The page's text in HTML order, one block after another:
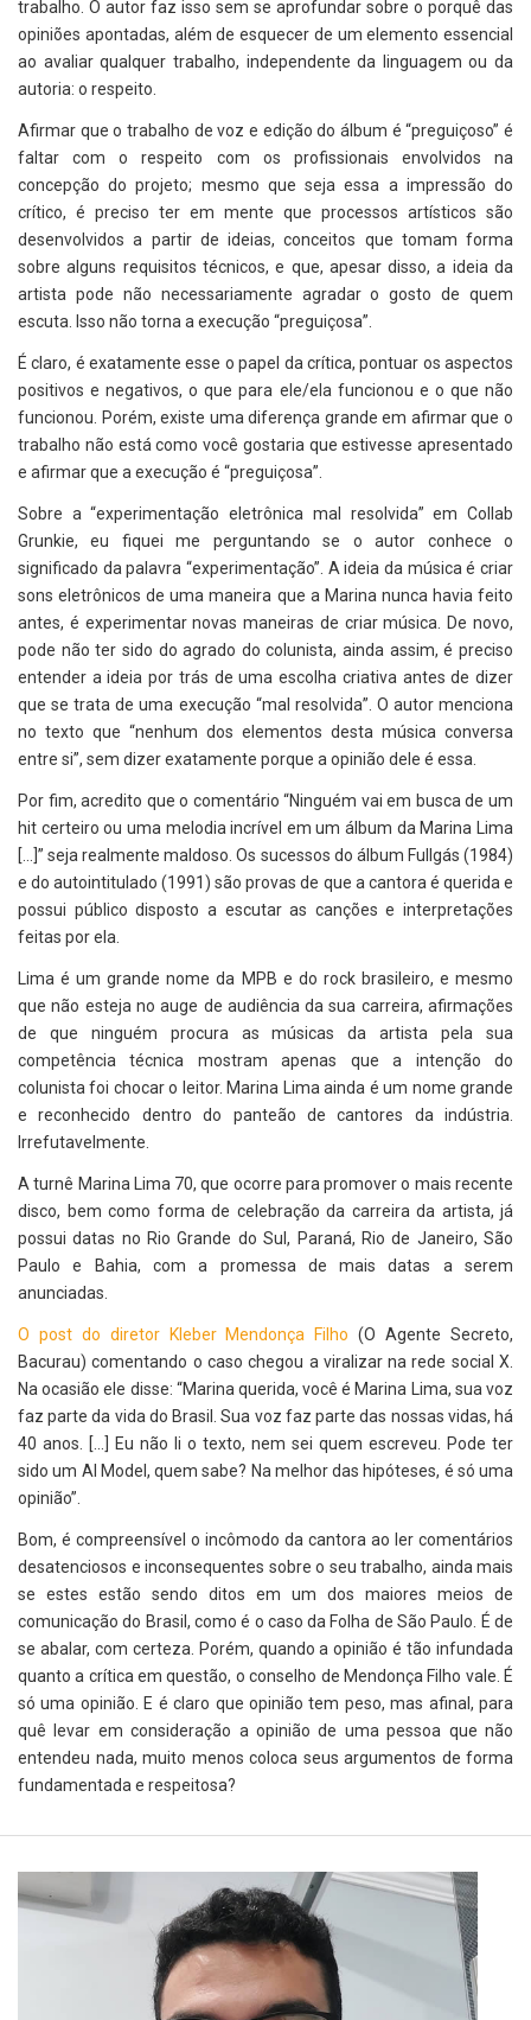
trabalho. O autor faz isso sem se aprofundar sobre o porquê das
opiniões apontadas, além de esquecer de um elemento essencial
ao avaliar qualquer trabalho, independente da linguagem ou da
autoria: o respeito.
Afirmar que o trabalho de voz e edição do álbum é “preguiçoso” é
faltar com o respeito com os profissionais envolvidos na
concepção do projeto; mesmo que seja essa a impressão do
crítico, é preciso ter em mente que processos artísticos são
desenvolvidos a partir de ideias, conceitos que tomam forma
sobre alguns requisitos técnicos, e que, apesar disso, a ideia da
artista pode não necessariamente agradar o gosto de quem
escuta. Isso não torna a execução “preguiçosa”.
É claro, é exatamente esse o papel da crítica, pontuar os aspectos
positivos e negativos, o que para ele/ela funcionou e o que não
funcionou. Porém, existe uma diferença grande em afirmar que o
trabalho não está como você gostaria que estivesse apresentado
e afirmar que a execução é “preguiçosa”.
Sobre a “experimentação eletrônica mal resolvida” em Collab
Grunkie, eu fiquei me perguntando se o autor conhece o
significado da palavra “experimentação”. A ideia da música é criar
sons eletrônicos de uma maneira que a Marina nunca havia feito
antes, é experimentar novas maneiras de criar música. De novo,
pode não ter sido do agrado do colunista, ainda assim, é preciso
entender a ideia por trás de uma escolha criativa antes de dizer
que se trata de uma execução “mal resolvida”. O autor menciona
no texto que “nenhum dos elementos desta música conversa
entre si”, sem dizer exatamente porque a opinião dele é essa.
Por fim, acredito que o comentário “Ninguém vai em busca de um
hit certeiro ou uma melodia incrível em um álbum da Marina Lima
[...]” seja realmente maldoso. Os sucessos do álbum Fullgás (1984)
e do autointitulado (1991) são provas de que a cantora é querida e
possui público disposto a escutar as canções e interpretações
feitas por ela.
Lima é um grande nome da MPB e do rock brasileiro, e mesmo
que não esteja no auge de audiência da sua carreira, afirmações
de que ninguém procura as músicas da artista pela sua
competência técnica mostram apenas que a intenção do
colunista foi chocar o leitor. Marina Lima ainda é um nome grande
e reconhecido dentro do panteão de cantores da indústria.
Irrefutavelmente.
A turnê Marina Lima 70, que ocorre para promover o mais recente
disco, bem como forma de celebração da carreira da artista, já
possui datas no Rio Grande do Sul, Paraná, Rio de Janeiro, São
Paulo e Bahia, com a promessa de mais datas a serem
anunciadas.
O post do diretor Kleber Mendonça Filho (O Agente Secreto,
Bacurau) comentando o caso chegou a viralizar na rede social X.
Na ocasião ele disse: “Marina querida, você é Marina Lima, sua voz
faz parte da vida do Brasil. Sua voz faz parte das nossas vidas, há
40 anos. [...] Eu não li o texto, nem sei quem escreveu. Pode ter
sido um AI Model, quem sabe? Na melhor das hipóteses, é só uma
opinião”.
Bom, é compreensível o incômodo da cantora ao ler comentários
desatenciosos e inconsequentes sobre o seu trabalho, ainda mais
se estes estão sendo ditos em um dos maiores meios de
comunicação do Brasil, como é o caso da Folha de São Paulo. É de
se abalar, com certeza. Porém, quando a opinião é tão infundada
quanto a crítica em questão, o conselho de Mendonça Filho vale. É
só uma opinião. E é claro que opinião tem peso, mas afinal, para
quê levar em consideração a opinião de uma pessoa que não
entendeu nada, muito menos coloca seus argumentos de forma
fundamentada e respeitosa?